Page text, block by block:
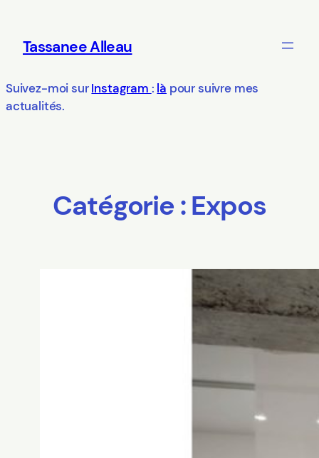
contenu
Tassanee Alleau
Suivez-moi surInstagram : là pour suivre mes
actualités.
Catégorie :Expos